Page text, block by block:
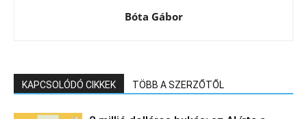
Bóta Gábor
KAPCSOLÓDÓ CIKKEK TÖBB A SZERZŐTŐL